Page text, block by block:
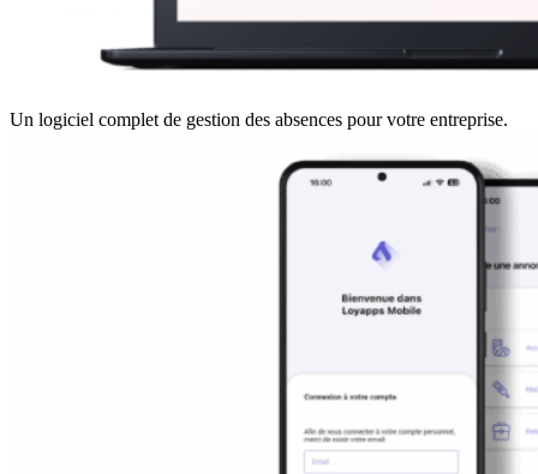
Un logiciel complet de gestion des absences pour votre entreprise.